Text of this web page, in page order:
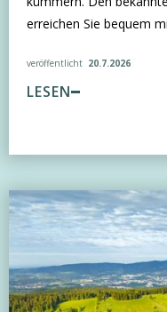
erreichen Sie bequem
veröffentlicht 20.7.2026
LESEN